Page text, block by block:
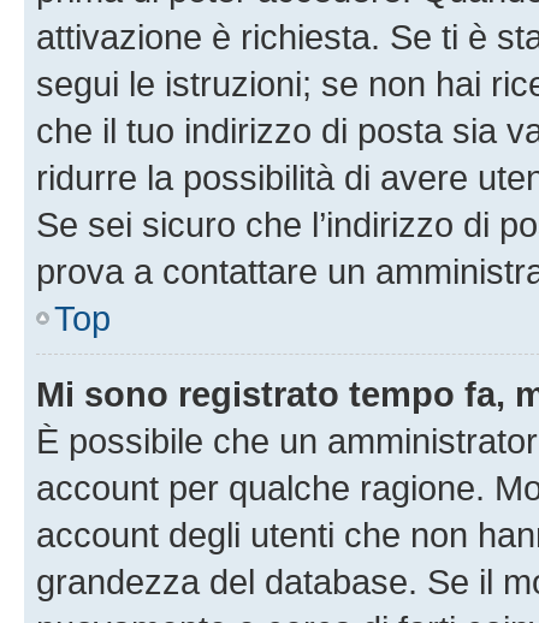
attivazione è richiesta. Se ti è
segui le istruzioni; se non hai
che il tuo indirizzo di posta sia
ridurre la possibilità di avere
Se sei sicuro che l’indirizzo di
prova a contattare un
Top
Mi sono registrato tempo fa,
È possibile che un
account per qualche ragione.
account degli utenti che non
grandezza del database. Se il